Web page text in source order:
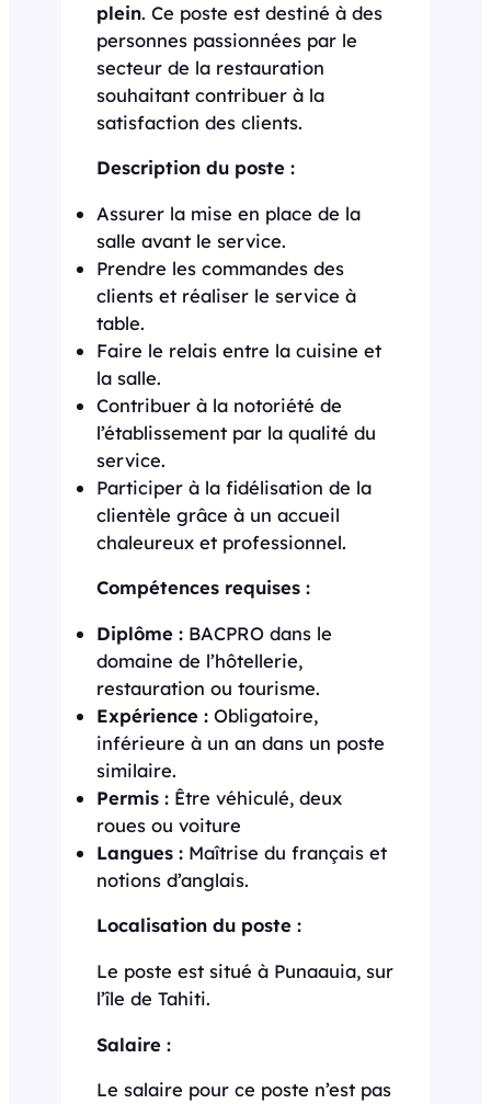
plein. Ce poste est destiné à des
personnes passionnées par le
secteur de la restauration
souhaitant contribuer à la
satisfaction des clients.
Description du poste :
Assurer la mise en place de la
salle avant le service.
Prendre les commandes des
clients et réaliser le service à
table.
Faire le relais entre la cuisine et
la salle.
Contribuer à la notoriété de
l’établissement par la qualité du
service.
Participer à la fidélisation de la
clientèle grâce à un accueil
chaleureux et professionnel.
Compétences requises :
Diplôme : BACPRO dans le
domaine de l’hôtellerie,
restauration ou tourisme.
Expérience : Obligatoire,
inférieure à un an dans un poste
similaire.
Permis : Être véhiculé, deux
roues ou voiture
Langues : Maîtrise du français et
notions d’anglais.
Localisation du poste :
Le poste est situé à Punaauia, sur
l’île de Tahiti.
Salaire :
Le salaire pour ce poste n’est pas